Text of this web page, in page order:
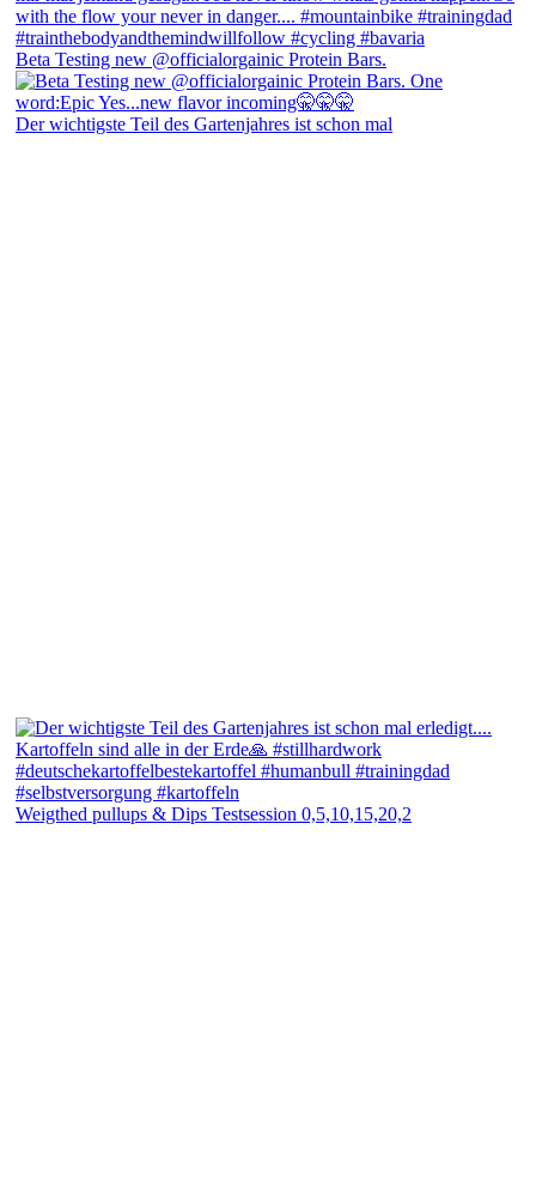
Beta Testing new @officialorgainic Protein Bars.
Der wichtigste Teil des Gartenjahres ist schon mal
Weigthed pullups & Dips Testsession 0,5,10,15,20,2